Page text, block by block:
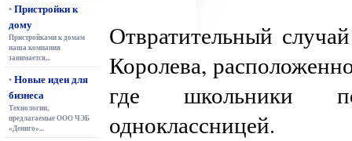
•Пристройки к
дому
Пристройками к домам
наша компания
занимается...
•Новые идеи для
бизнеса
Технологии,
предлагаемые ООО ЧЭБ
«Дениго»...
Отвратительный
Королева,
где школьники
одноклассницей.